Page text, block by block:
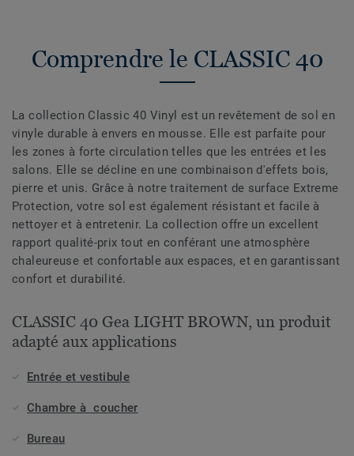
Comprendre le CLASSIC 40
La collection Classic 40 Vinyl est un revêtement de sol en
vinyle durable à envers en mousse. Elle est parfaite pour
les zones à forte circulation telles que les entrées et les
salons. Elle se décline en une combinaison d'effets bois,
pierre et unis. Grâce à notre traitement de surface Extreme
Protection, votre sol est également résistant et facile à
nettoyer et à entretenir. La collection offre un excellent
rapport qualité-prix tout en conférant une atmosphère
chaleureuse et confortable aux espaces, et en garantissant
confort et durabilité.
CLASSIC 40 Gea LIGHT BROWN, un produit
adapté aux applications
Entrée et vestibule
Chambre à coucher
Bureau